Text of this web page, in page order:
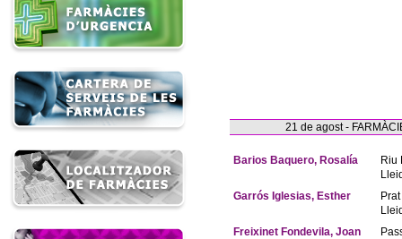
21 de agost -
Barios Baquero, Rosalía
Riu
Garrós Iglesias, Esther
Freixinet Fondevila, Joan